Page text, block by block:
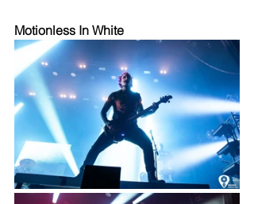
Motionless In White